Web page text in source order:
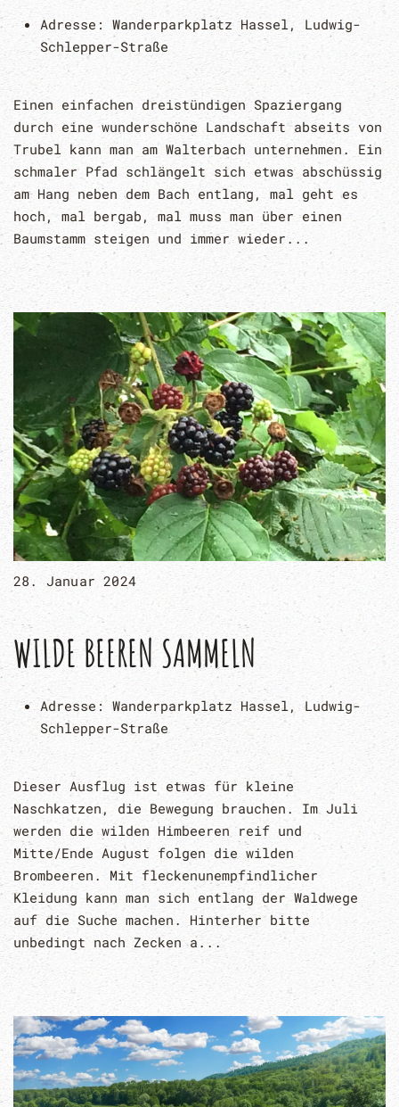
Adresse: Wanderparkplatz Hassel, Ludwig-
Schlepper-Straße
Einen einfachen dreistündigen Spaziergang
durch eine wunderschöne Landschaft abseits von
Trubel kann man am Walterbach unternehmen. Ein
schmaler Pfad schlängelt sich etwas abschüssig
am Hang neben dem Bach entlang, mal geht es
hoch, mal bergab, mal muss man über einen
Baumstamm steigen und immer wieder...
28. Januar 2024
WILDE BEEREN SAMMELN
Adresse: Wanderparkplatz Hassel, Ludwig-
Schlepper-Straße
Dieser Ausflug ist etwas für kleine
Naschkatzen, die Bewegung brauchen. Im Juli
werden die wilden Himbeeren reif und
Mitte/Ende August folgen die wilden
Brombeeren. Mit fleckenunempfindlicher
Kleidung kann man sich entlang der Waldwege
auf die Suche machen. Hinterher bitte
unbedingt nach Zecken a...